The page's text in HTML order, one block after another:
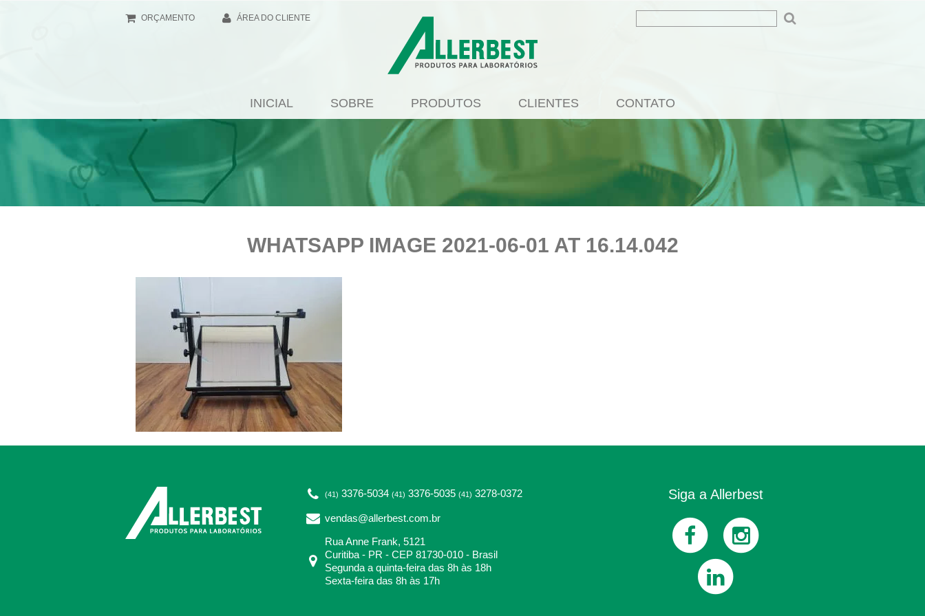
ORÇAMENTO ÁREA DO CLIENTE
INICIAL SOBRE PRODUTOS CLIENTES CONTATO
WHATSAPP IMAGE 2021-06-01 AT 16.14.042
(41) 3376-5034 (41) 3376-5035 (41) 3278-0372
vendas@allerbest.com.br
Rua Anne Frank, 5121
Curitiba - PR - CEP 81730-010 - Brasil
Segunda a quinta-feira das 8h às 18h
Sexta-feira das 8h às 17h
Siga a Allerbest